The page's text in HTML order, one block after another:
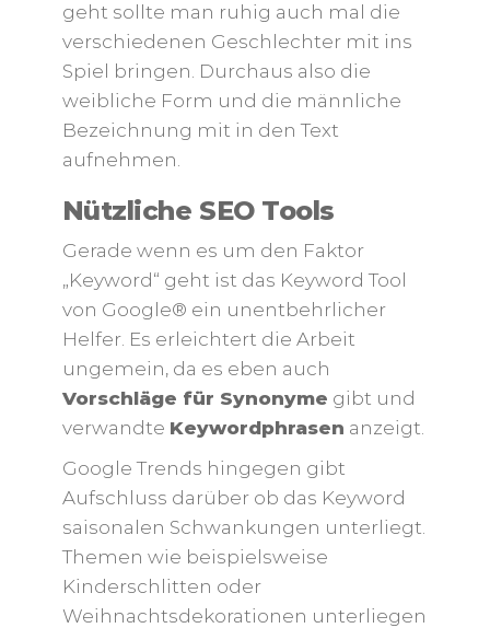
geht sollte man ruhig auch mal die
verschiedenen Geschlechter mit ins
Spiel bringen. Durchaus also die
weibliche Form und die männliche
Bezeichnung mit in den Text
aufnehmen.
Nützliche SEO Tools
Gerade wenn es um den Faktor
„Keyword“ geht ist das Keyword Tool
von Google® ein unentbehrlicher
Helfer. Es erleichtert die Arbeit
ungemein, da es eben auch
Vorschläge für Synonyme gibt und
verwandte Keywordphrasen anzeigt.
Google Trends hingegen gibt
Aufschluss darüber ob das Keyword
saisonalen Schwankungen unterliegt.
Themen wie beispielsweise
Kinderschlitten oder
Weihnachtsdekorationen unterliegen